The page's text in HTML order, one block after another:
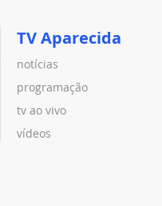
TV Aparecida
notícias
programação
tv ao vivo
vídeos